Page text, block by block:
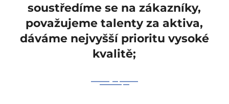
soustředíme se na zákazníky,
považujeme talenty za aktiva,
dáváme nejvyšší prioritu vysoké
kvalitě;